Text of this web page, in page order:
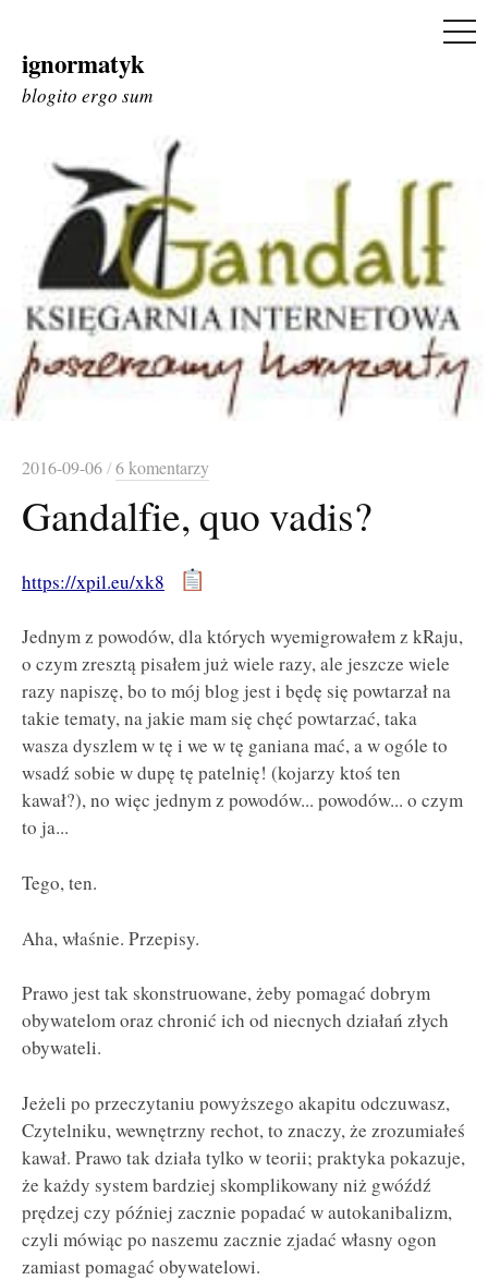
Skip
to
ignormatyk
blogito ergo sum
2016-09-06/6 komentarzy
Gandalfie, quo vadis?
https://xpil.eu/xk8
Jednym z powodów, dla których wyemigrowałem z kRaju,
o czym zresztą pisałem już wiele razy, ale jeszcze wiele
razy napiszę, bo to mój blog jest i będę się powtarzał na
takie tematy, na jakie mam się chęć powtarzać, taka
wasza dyszlem w tę i we w tę ganiana mać, a w ogóle to
wsadź sobie w dupę tę patelnię! (kojarzy ktoś ten
kawał?), no więc jednym z powodów... powodów... o czym
to ja...
Tego, ten.
Aha, właśnie. Przepisy.
Prawo jest tak skonstruowane, żeby pomagać dobrym
obywatelom oraz chronić ich od niecnych działań złych
obywateli.
Jeżeli po przeczytaniu powyższego akapitu odczuwasz,
Czytelniku, wewnętrzny rechot, to znaczy, że zrozumiałeś
kawał. Prawo tak działa tylko w teorii; praktyka pokazuje,
że każdy system bardziej skomplikowany niż gwóźdź
prędzej czy później zacznie popadać w autokanibalizm,
czyli mówiąc po naszemu zacznie zjadać własny ogon
zamiast pomagać obywatelowi.